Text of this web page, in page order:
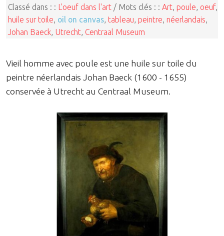
Classé dans : : L'oeuf dans l'art / Mots clés : : Art, poule, oeuf,
huile sur toile, oil on canvas, tableau, peintre, néerlandais,
Johan Baeck, Utrecht, Centraal Museum
Vieil homme avec poule est une huile sur toile du
peintre néerlandais Johan Baeck (1600 - 1655)
conservée à Utrecht au Centraal Museum.